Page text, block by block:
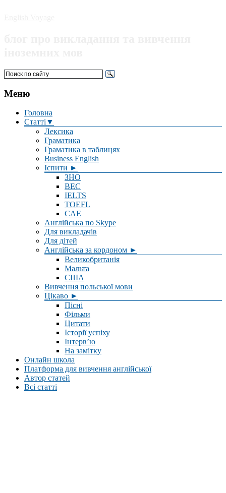
Меню
Головна
Статті▼
Лексика
Граматика
Граматика в таблицях
Business English
Іспити ►
ЗНО
BEC
IELTS
TOEFL
CAE
Англійська по Skype
Для викладачів
Для дітей
Англійська за кордоном ►
Великобританія
Мальта
США
Вивчення польської мови
Цікаво ►
Пісні
Фільми
Цитати
Історії успіху
Інтерв’ю
На замітку
Онлайн школа
Платформа для вивчення англійської
Автор статей
Всі статті